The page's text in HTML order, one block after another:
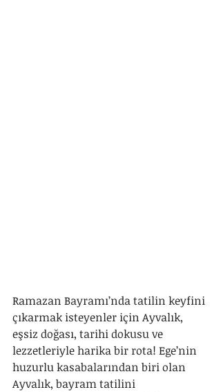
Ramazan Bayramı’nda tatilin keyfini
çıkarmak isteyenler için Ayvalık,
eşsiz doğası, tarihi dokusu ve
lezzetleriyle harika bir rota! Ege’nin
huzurlu kasabalarından biri olan
Ayvalık, bayram tatilini